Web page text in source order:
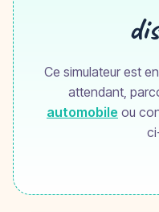
Ce simulateur est
attendant,
automobile ou